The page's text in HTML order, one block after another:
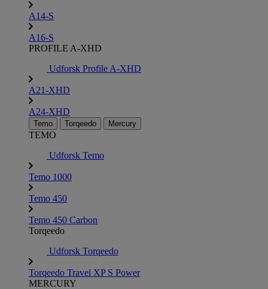
A14-S
A16-S
PROFILE A-XHD
Udforsk Profile A-XHD
A21-XHD
A24-XHD
Temo Torqeedo Mercury
TEMO
Udforsk Temo
Temo 1000
Temo 450
Temo 450 Carbon
Torqeedo
Udforsk Torqeedo
Torqeedo Travel XP S Power
MERCURY